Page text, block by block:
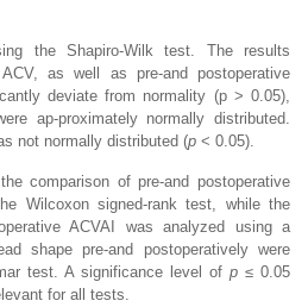
the Shapiro-Wilk test. The results
as well as pre-and postoperative
deviate from normality (p > 0.05),
ap-proximately normally distributed.
not normally distributed (p < 0.05).
comparison of pre-and postoperative
Wilcoxon signed-rank test, while the
ACVAI was analyzed using a
shape pre-and postoperatively were
test. A significance level of p ≤ 0.05
for all tests.